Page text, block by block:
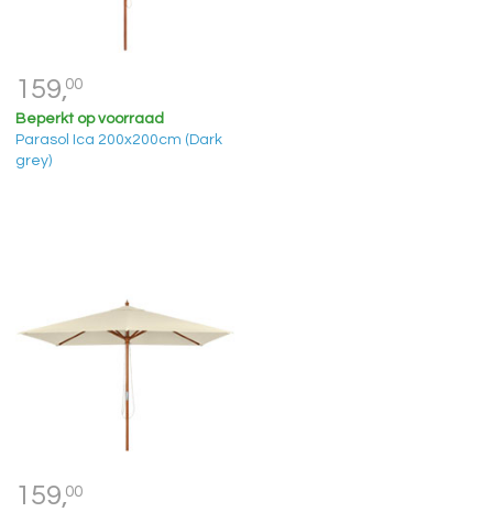
159,00
Beperkt op voorraad
Parasol Ica 200x200cm (Dark
grey)
159,00